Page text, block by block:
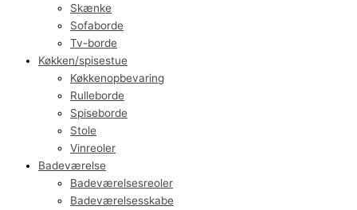
Skænke
Sofaborde
Tv-borde
Køkken/spisestue
Køkkenopbevaring
Rulleborde
Spiseborde
Stole
Vinreoler
Badeværelse
Badeværelsesreoler
Badeværelsesskabe